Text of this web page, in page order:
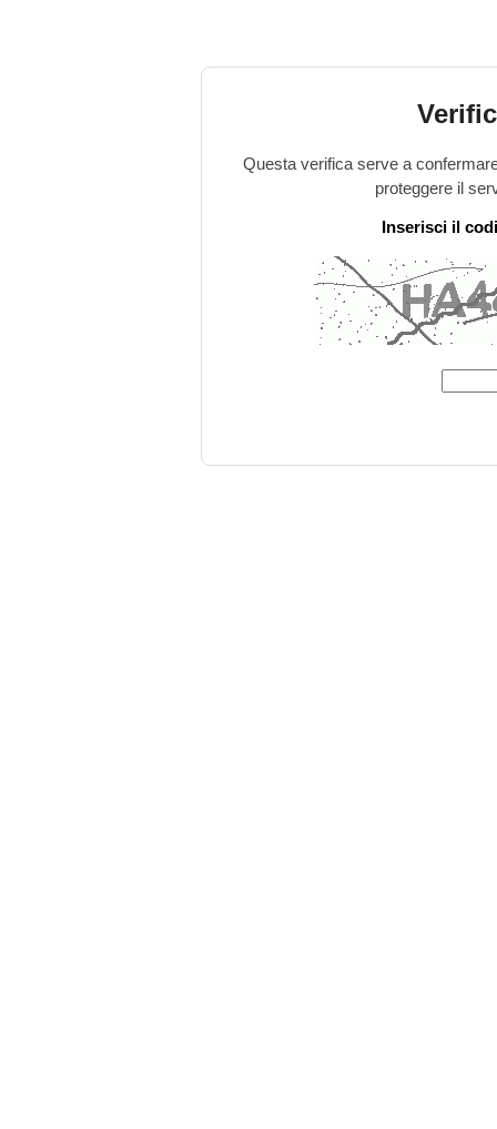
Questa verifica serve a
proteggere il
Inserisci il